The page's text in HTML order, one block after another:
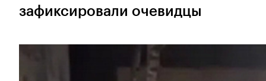
зафиксировали очевидцы